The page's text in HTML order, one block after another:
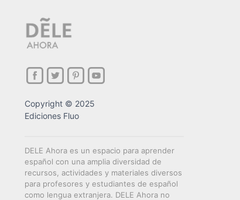
Copyright © 2025
Ediciones Fluo
DELE Ahora es un espacio para aprender
español con una amplia diversidad de
recursos, actividades y materiales diversos
para profesores y estudiantes de español
como lengua extranjera. DELE Ahora no